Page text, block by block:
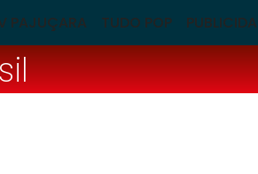
PAJUÇARA TUDO POP